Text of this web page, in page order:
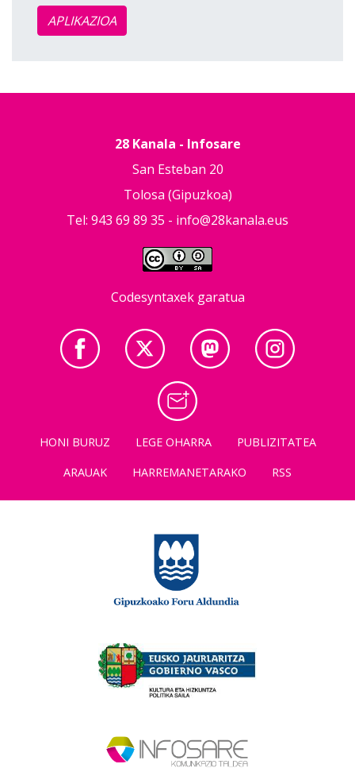
APLIKAZIOA
28 Kanala - Infosare
San Esteban 20
Tolosa (Gipuzkoa)
Tel: 943 69 89 35 - info@28kanala.eus
Codesyntaxek garatua
HONI BURUZ LEGE OHARRA
PUBLIZITATEA
ARAUAK
HARREMANETARAKO RSS